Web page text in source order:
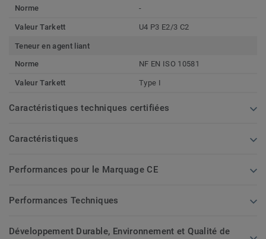
Norme
-
Valeur Tarkett U4 P3 E2/3 C2
Teneur en agent liant
Norme
NF EN ISO 10581
Valeur Tarkett Type I
Caractéristiques techniques certifiées
Caractéristiques
Performances pour le Marquage CE
Performances Techniques
Développement Durable, Environnement et Qualité de